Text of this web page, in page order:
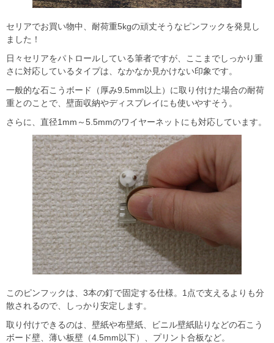
セリアでお買い物中、耐荷重5kgの頑丈そうなピンフックを発見し
ました！
日々セリアをパトロールしている筆者ですが、ここまでしっかり重
さに対応しているタイプは、なかなか見かけない印象です。
一般的な石こうボード（厚み9.5mm以上）に取り付けた場合の耐荷
重とのことで、壁面収納やディスプレイにも使いやすそう。
さらに、直径1mm～5.5mmのワイヤーネットにも対応しています。
このピンフックは、3本の釘で固定する仕様。1点で支えるよりも分
散されるので、しっかり安定します。
取り付けできるのは、壁紙や布壁紙、ビニル壁紙貼りなどの石こう
ボード壁、薄い板壁（4.5mm以下）、プリント合板など。